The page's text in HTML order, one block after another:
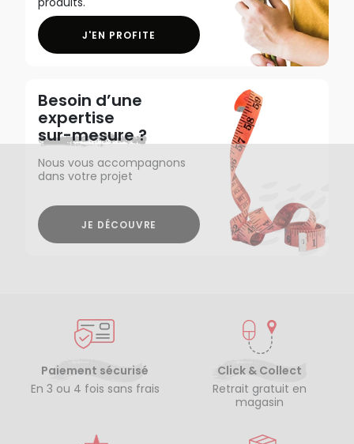
J'EN PROFITE
Besoin d’une
expertise
sur-mesure ?
Nous vous accompagnons
dans votre projet
JE DÉCOUVRE
Paiement sécurisé
En 3 ou 4 fois sans frais
Click & Collect
Retrait gratuit en
magasin